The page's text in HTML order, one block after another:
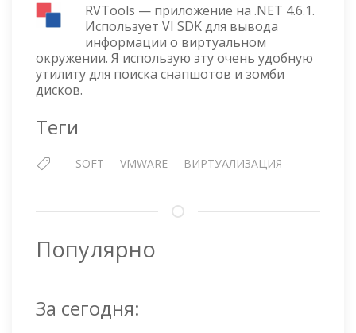
ВЫВОД
ИНФОРМАЦИИ
О
ВИРТУАЛЬНЫХ
МАШИНАХ
RVTools — приложение на .NET 4.6.1.
Использует VI SDK для вывода
информации о виртуальном
окружении. Я использую эту очень удобную
утилиту для поиска снапшотов и зомби
дисков.
Теги
SOFT VMWARE ВИРТУАЛИЗАЦИЯ
Популярно
За сегодня: